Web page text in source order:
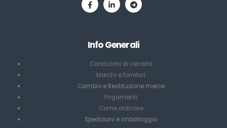
Info Generali
Condizioni di vendita
Marchi e fornitori
Cambio e Restituzione merce
Pagamenti
Come ordinare
Spedizioni e imballaggio